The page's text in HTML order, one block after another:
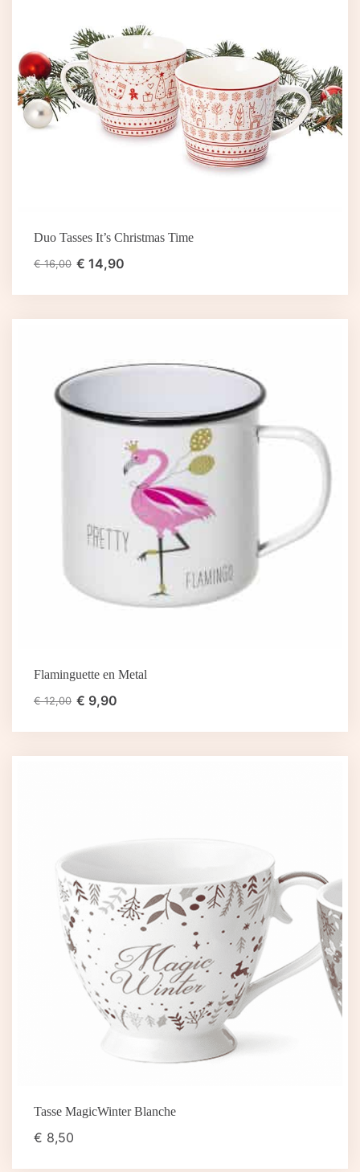
Duo Tasses It’s Christmas Time
€16,00 € 14,90
Flaminguette en Metal
€12,00 € 9,90
Tasse MagicWinter Blanche
€ 8,50